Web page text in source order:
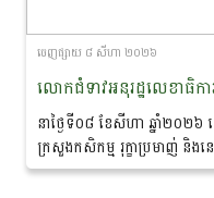
ចេញ​ផ្សាយ​ ៨ សីហា ២០២៦
នាថ្ងៃទី០៨ ខែសីហា ឆ្នាំ២០២៦
ក្រសួងកសិកម្ម រុក្ខាប្រមាញ់ និង
ចំពោះគណៈប្រតិភូ នៃ «គម្រោងន